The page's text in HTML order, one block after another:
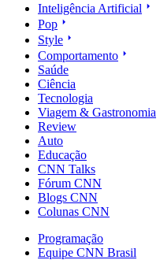
Inteligência Artificial
Pop
Style
Comportamento
Saúde
Ciência
Tecnologia
Viagem & Gastronomia
Review
Auto
Educação
CNN Talks
Fórum CNN
Blogs CNN
Colunas CNN
Programação
Equipe CNN Brasil